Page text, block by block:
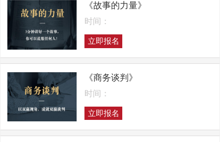
《故事的力量》
时间：
立即报名
《商务谈判》
时间：
立即报名